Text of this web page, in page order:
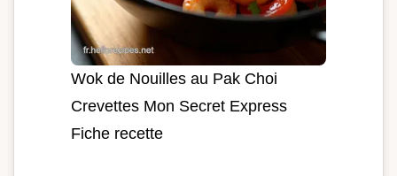
Wok de Nouilles au Pak Choi
Crevettes Mon Secret Express
Fiche recette